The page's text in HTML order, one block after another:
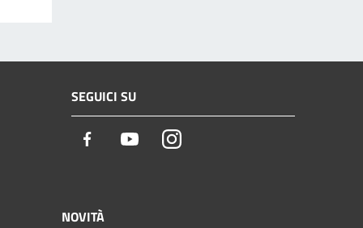
SEGUICI SU
Facebook YoutubeInstagram
NOVITÀ